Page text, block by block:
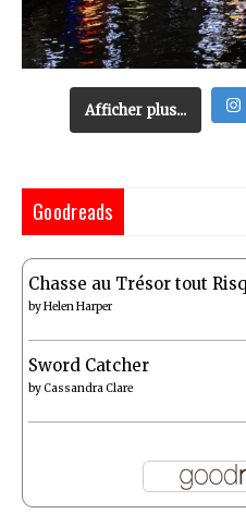
Afficher plus...
Goodreads
Chasse au Trésor tout
byHelen Harper
Sword Catcher
byCassandra Clare